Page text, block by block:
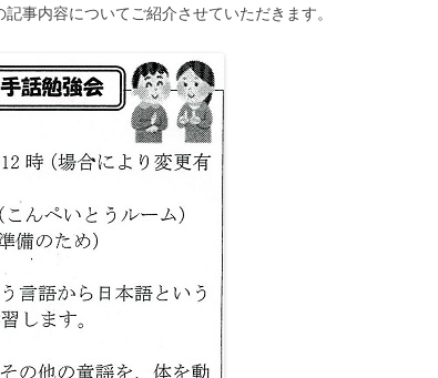
事内容についてご紹介させていただきます。